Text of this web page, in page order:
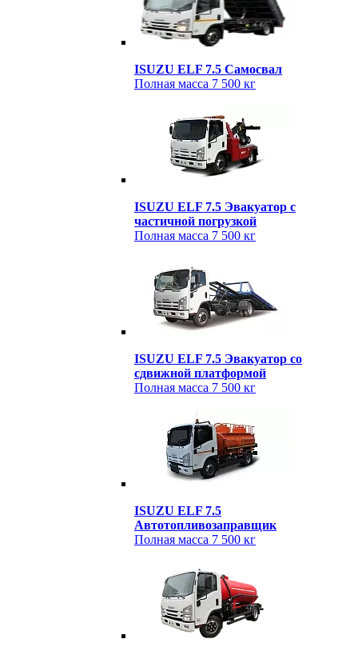
ISUZU ELF 7.5 Cамосвал
Полная масса 7 500 кг
ISUZU ELF 7.5 Эвакуатор c
частичной погрузкой
Полная масса 7 500 кг
ISUZU ELF 7.5 Эвакуатор cо
сдвижной платформой
Полная масса 7 500 кг
ISUZU ELF 7.5
Автотопливозаправщик
Полная масса 7 500 кг